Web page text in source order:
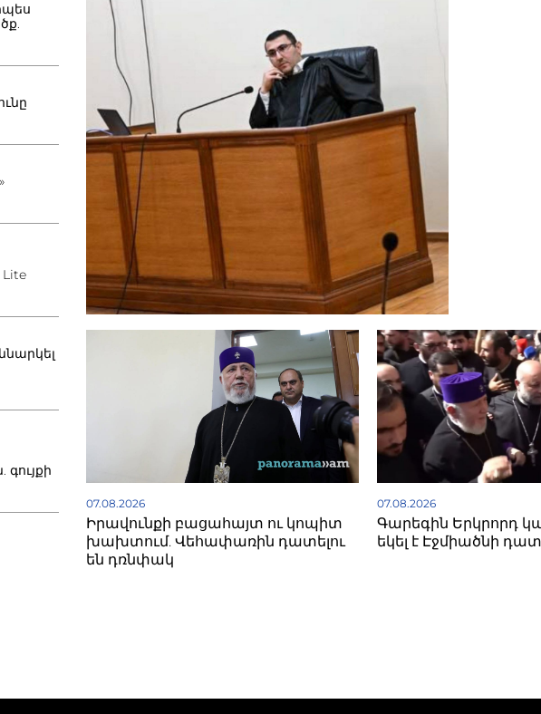
Lite
գույքի
07.08.2026
Իրավունքի բացահայտ ու կոպիտ
խախտում. Վեհափառին դատելու
են դռնփակ
07.08.2026
Գարեգին Երկրորդ
եկել է Էջմիածնի